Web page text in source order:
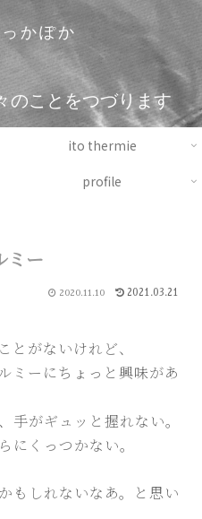
かぽか
のことをつづります
ito thermie
profile
ミー
2020.11.10 2021.03.21
とがないけれど、
ミーにちょっと興味があ
手がギュッと握れない。
にくっつかない。
もしれないなあ。と思い